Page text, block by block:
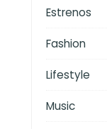
Estrenos
Fashion
Lifestyle
Music